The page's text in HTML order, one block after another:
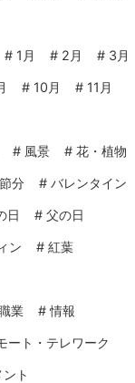
# 1月 # 2月 # 3月
# 10月 # 11月
# 風景 # 花・植物
節分 # バレンタイン
日 # 父の日
ン # 紅葉
業 #情報
ート・テレワーク
ト